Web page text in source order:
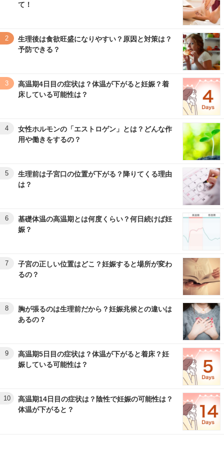
て！
2
生理後は食欲旺盛になりやすい？原因と対策は？
予防できる？
3
高温期4日目の症状は？体温が下がると妊娠？着
床している可能性は？
4
女性ホルモンの「エストロゲン」とは？どんな作
用や働きをするの？
5
生理前は子宮口の位置が下がる？降りてくる理由
は？
6
基礎体温の高温期とは何度くらい？何日続けば妊
娠？
7
子宮の正しい位置はどこ？妊娠すると場所が変わ
るの？
8
胸が張るのは生理前だから？妊娠兆候との違いは
あるの？
9
高温期5日目の症状は？体温が下がると着床？妊
娠している可能性は？
10
高温期14日目の症状は？陰性で妊娠の可能性は？
体温が下がると？